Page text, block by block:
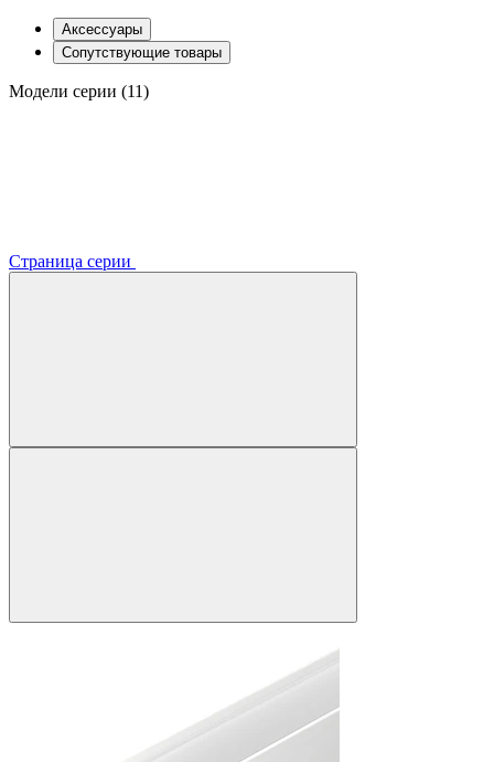
Аксессуары
Сопутствующие товары
Модели серии (11)
Страница серии